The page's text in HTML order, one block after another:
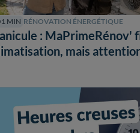
1 MIN RÉNOVATION ÉNERGÉTIQUE
: MaPrimeRénov'
mais